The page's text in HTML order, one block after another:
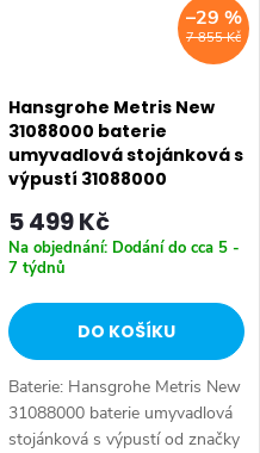
7 855 Kč
–29 %
Hansgrohe Metris New
31088000 baterie
umyvadlová stojánková s
výpustí 31088000
5 499 Kč
Na objednání: Dodání do cca 5 -
7 týdnů
DO KOŠÍKU
Baterie: Hansgrohe Metris New
31088000 baterie umyvadlová
stojánková s výpustí od značky